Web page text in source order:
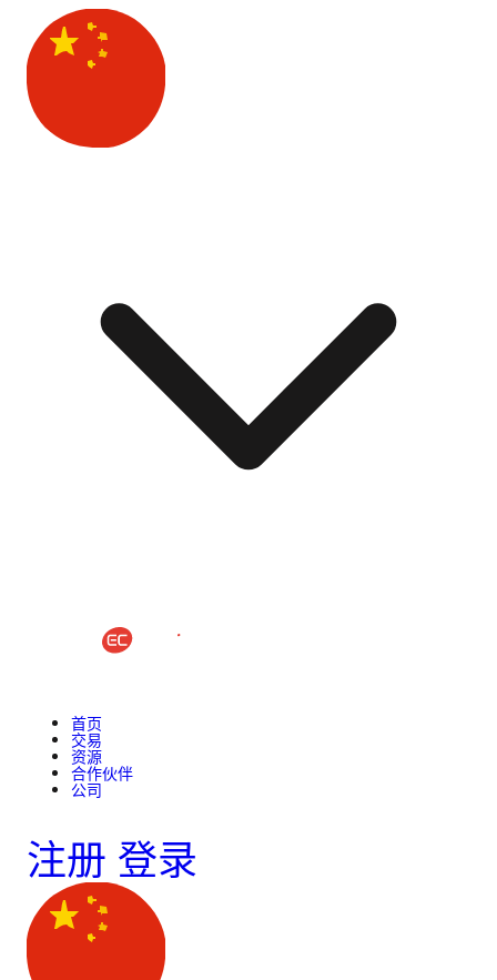
首页
交易
资源
合作伙伴
公司
注册 登录